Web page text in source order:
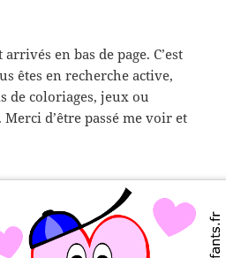
en bas de page. C’est
êtes en recherche active,
de coloriages, jeux ou
d’être passé me voir et